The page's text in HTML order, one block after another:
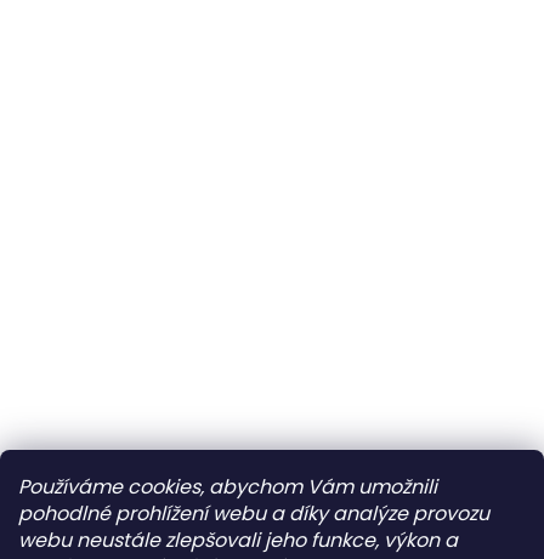
Používáme cookies, abychom Vám umožnili
pohodlné prohlížení webu a díky analýze provozu
webu neustále zlepšovali jeho funkce, výkon a